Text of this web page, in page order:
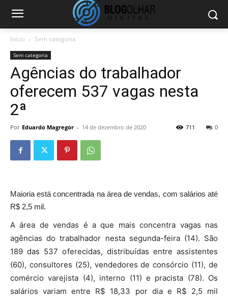
Início Sem categoria
Sem categoria
Agências do trabalhador
oferecem 537 vagas nesta
2ª
Por Eduardo Magregor - 14 de dezembro de 2020 0
711
Maioria está concentrada na área de vendas, com salários até
R$ 2,5 mil.
A área de vendas é a que mais concentra vagas nas
agências do trabalhador nesta segunda-feira (14). São
189 das 537 oferecidas, distribuídas entre assistentes
(60), consultores (25), vendedores de consórcio (11), de
comércio varejista (4), interno (11) e pracista (78). Os
salários variam entre R$ 18,33 por dia e R$ 2,5 mil